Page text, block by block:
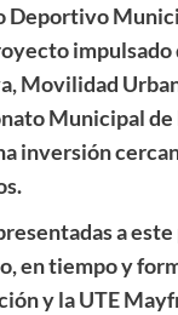
Deportivo
impulsado
Movilidad
Municipal de
inversión
a
en tiempo y
y la UTE